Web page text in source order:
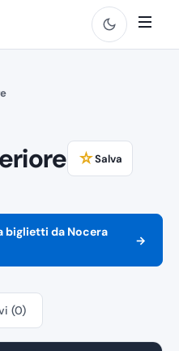
☆Salva
biglietti da Nocera
→
(0)